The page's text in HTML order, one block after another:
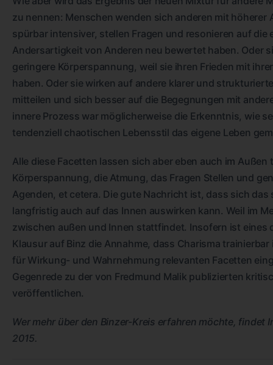
zu nennen: Menschen wenden sich anderen mit
spürbar intensiver, stellen Fragen und resonieren auf
Andersartigkeit von Anderen neu bewertet haben. Oder
geringere Körperspannung, weil sie ihren Frieden mit
haben. Oder sie wirken auf andere klarer und
mitteilen und sich besser auf die Begegnungen mit
innere Prozess war möglicherweise die Erkenntnis, wie
tendenziell chaotischen Lebensstil das eigene Leben
Alle diese Facetten lassen sich aber eben auch im
Körperspannung, die Atmung, das Fragen Stellen und
Agenden, et cetera. Die gute Nachricht ist, dass sich
langfristig auch auf das Innen auswirken kann. Weil im
zwischen außen und Innen stattfindet. Insofern ist eines
Klausur auf Binz die Annahme, dass Charisma
für Wirkung- und Wahrnehmung relevanten Facetten
Gegenrede zu der von Fredmund Malik publizierten
veröffentlichen.
Wer mehr über den Binzer-Kreis erfahren möchte, findet
2015.